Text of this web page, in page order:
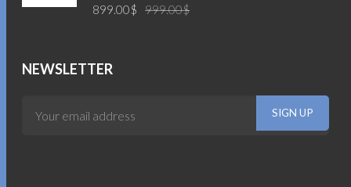
Được xếp
hạng5.005
999.00$
899.00$
NEWSLETTER